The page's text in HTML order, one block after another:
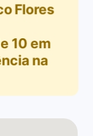
Flores
10 em
na